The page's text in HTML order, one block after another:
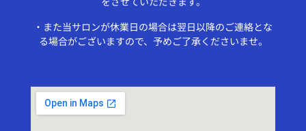
・また当サロンが休業日の場合は翌日以降のご連絡とな
る場合がございますので、予めご了承くださいませ。